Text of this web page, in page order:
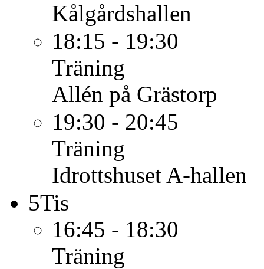
Kålgårdshallen
18:15 - 19:30
Träning
Allén på Grästorp
19:30 - 20:45
Träning
Idrottshuset A-hallen
5Tis
16:45 - 18:30
Träning